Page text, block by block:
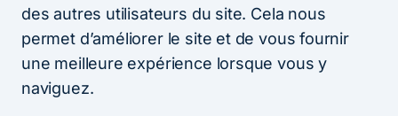
des autres utilisateurs du site. Cela nous
permet d’améliorer le site et de vous fournir
une meilleure expérience lorsque vous y
naviguez.